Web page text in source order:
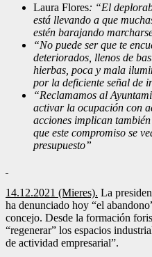
Laura Flores: “El
está llevando a que
estén barajando
“No puede ser que te
deteriorados, llenos de
hierbas, poca y mala
por la deficiente señal de
“Reclamamos al
activar la ocupación con
acciones implican
que este compromiso se
presupuesto”
14.12.2021 (Mieres). La
ha denunciado hoy “el
concejo. Desde la formación
“regenerar” los espacios
de actividad empresarial”.